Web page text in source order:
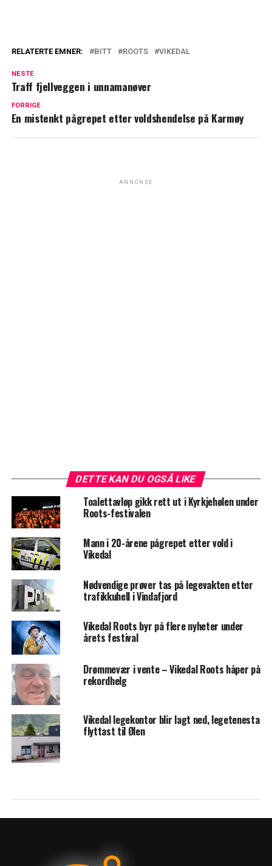
RELATERTE EMNER: BITT ROOTS VIKEDAL
NESTE
Traff fjellveggen i unnamanøver
FORRIGE
En mistenkt pågrepet etter voldshendelse på Karmøy
ANNONSE
DETTE KAN DU OGSÅ LIKE
Toalettavløp gikk rett ut i Kyrkjehølen under
Roots-festivalen
Mann i 20-årene pågrepet etter vold i
Vikedal
Nødvendige prøver tas på legevakten etter
trafikkuhell i Vindafjord
Vikedal Roots byr på flere nyheter under
årets festival
Drømmevær i vente – Vikedal Roots håper på
rekordhelg
Vikedal legekontor blir lagt ned, legetenesta
flyttast til Ølen